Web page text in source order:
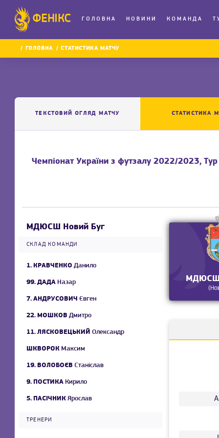
ФЕНІКС ГОЛОВНА НОВИНИ КОМАНДА
ГОЛОВНА СТАТИСТИКА МАТЧУ
ТЕКСТОВИЙ ОГЛЯД МАТЧУ СТАТИСТИКА
Чемпіонат України з футзалу 2022/2023,
МДЮСШ
МДЮСШ Новий Буг
СКЛАД КОМАНДИ
1. КРАВЧЕНКО Данило
99. ДАДА Назар
7. АНДРУСОВИЧ Євген
22. МОШКОВ Дмитро
11. ЛЯСКОВЕЦЬКИЙ Олександр
ШКВОРОК Максим
19. ВОЛОБОЄВ Станіслав
9. ПОСТИКА Кирило
5. ПАСІЧНИК Ярослав
ТРЕНЕРИ